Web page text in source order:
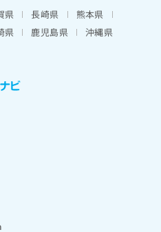
県 長崎県
熊本県
県 鹿児島県 沖縄県